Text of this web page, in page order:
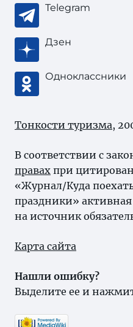
Telegram
Дзен
Одноклассники
Тонкости туризма,
В соответствии с
правах при
«Журнал/Куда
праздники»
на источник
Карта сайта
Нашли ошибку?
Выделите ее и